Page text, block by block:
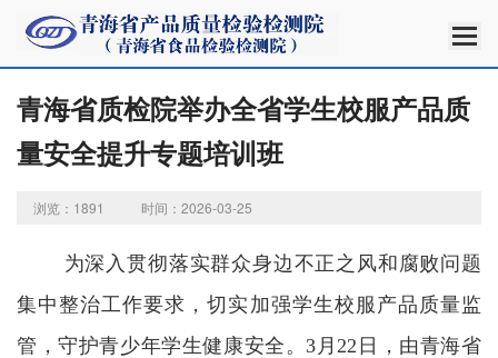
青海省质检院举办全省学生校服产品质
量安全提升专题培训班
浏览：1891 时间：2026-03-25
为深入贯彻落实群众身边不正之风和腐败问题
集中整治工作要求，切实加强学生校服产品质量监
管，守护青少年学生健康安全。3 月22 日，由青海省